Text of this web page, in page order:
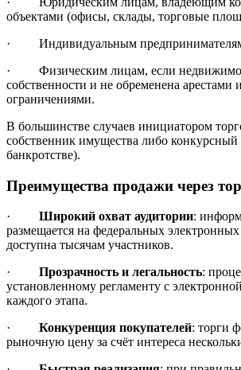
объектами (офисы, склады, торговые
· Индивидуальным
· Физическим лицам, если
собственности и не обременена
ограничениями.
В большинстве случаев инициатором
собственник имущества либо
банкротстве).
Преимущества продажи через
· Широкий охват аудитории:
размещается на федеральных
доступна тысячам участников.
· Прозрачность и легальность:
установленному регламенту с
каждого этапа.
· Конкуренция покупателей: торги
рыночную цену за счёт интереса